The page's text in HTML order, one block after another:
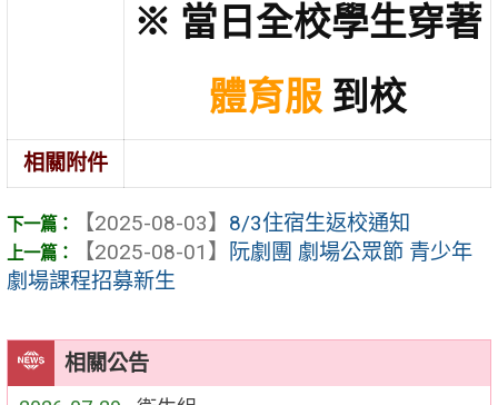
相關公告
※ 當日全校學生穿著
體育服到校
相關附件
【2025-08-03】 8/3住宿生返校通知
【2025-08-01】
阮劇團 劇場公眾節 青少年
劇場課程招募新生